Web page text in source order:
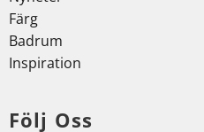
Färg
Badrum
Inspiration
Följ Oss